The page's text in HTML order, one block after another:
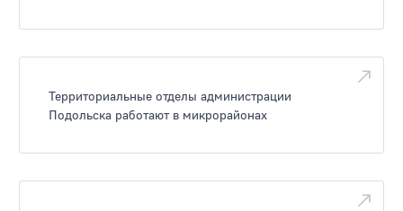
Территориальные отделы администрации
Подольска работают в микрорайонах